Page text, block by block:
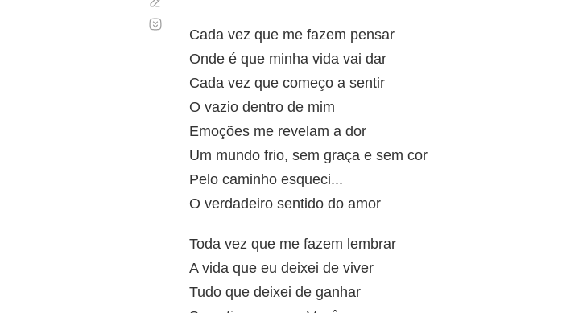
Cada vez que me fazem pensar
Onde é que minha vida vai dar
Cada vez que começo a sentir
O vazio dentro de mim
Emoções me revelam a dor
Um mundo frio, sem graça e sem cor
Pelo caminho esqueci...
O verdadeiro sentido do amor
Toda vez que me fazem lembrar
A vida que eu deixei de viver
Tudo que deixei de ganhar
automático